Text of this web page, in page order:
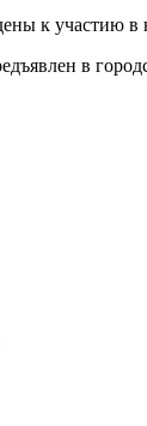
к участию в
в